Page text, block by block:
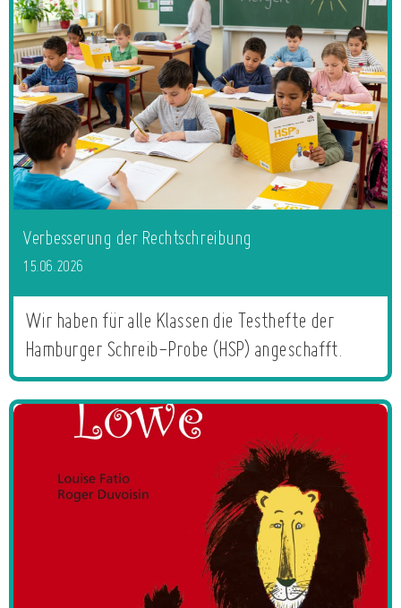
Verbesserung der Rechtschreibung
15.06.2026
Wir haben für alle Klassen die Testhefte der
Hamburger Schreib-Probe (HSP) angeschafft.